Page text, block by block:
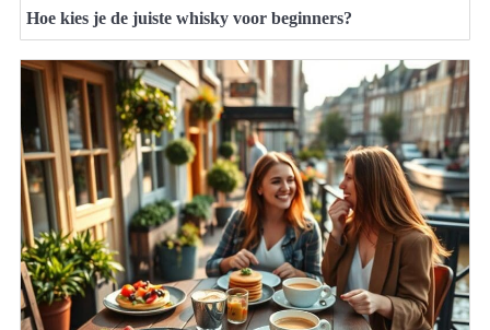
Hoe kies je de juiste whisky voor beginners?